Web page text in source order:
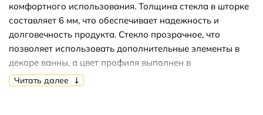
комфортного использования. Толщина стекла в шторке
составляет 6 мм, что обеспечивает надежность и
долговечность продукта. Стекло прозрачное, что
позволяет использовать дополнительные элементы в
декоре ванны, а цвет профиля выполнен в
хромированном исполнении, что создает эффектный и
Читать далее